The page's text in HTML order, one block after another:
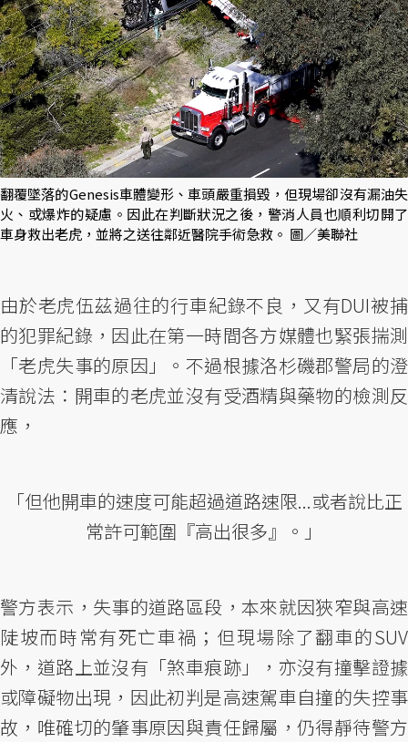
翻覆墜落的Genesis車體變形、車頭嚴重損毀，但現場卻沒有漏油失
火、或爆炸的疑慮。因此在判斷狀況之後，警消人員也順利切開了
車身救出老虎，並將之送往鄰近醫院手術急救。 圖／美聯社
由於老虎伍茲過往的行車紀錄不良，又有DUI被捕
的犯罪紀錄，因此在第一時間各方媒體也緊張揣測
「老虎失事的原因」。不過根據洛杉磯郡警局的澄
清說法：開車的老虎並沒有受酒精與藥物的檢測反
應，
「但他開車的速度可能超過道路速限...或者說比正
常許可範圍『高出很多』。」
警方表示，失事的道路區段，本來就因狹窄與高速
陡坡而時常有死亡車禍；但現場除了翻車的SUV
外，道路上並沒有「煞車痕跡」，亦沒有撞擊證據
或障礙物出現，因此初判是高速駕車自撞的失控事
故，唯確切的肇事原因與責任歸屬，仍得靜待警方